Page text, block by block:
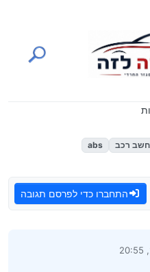
רכב
abs
התחברו כדי לפרסם תגובה